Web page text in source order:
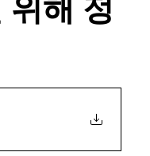
해 정